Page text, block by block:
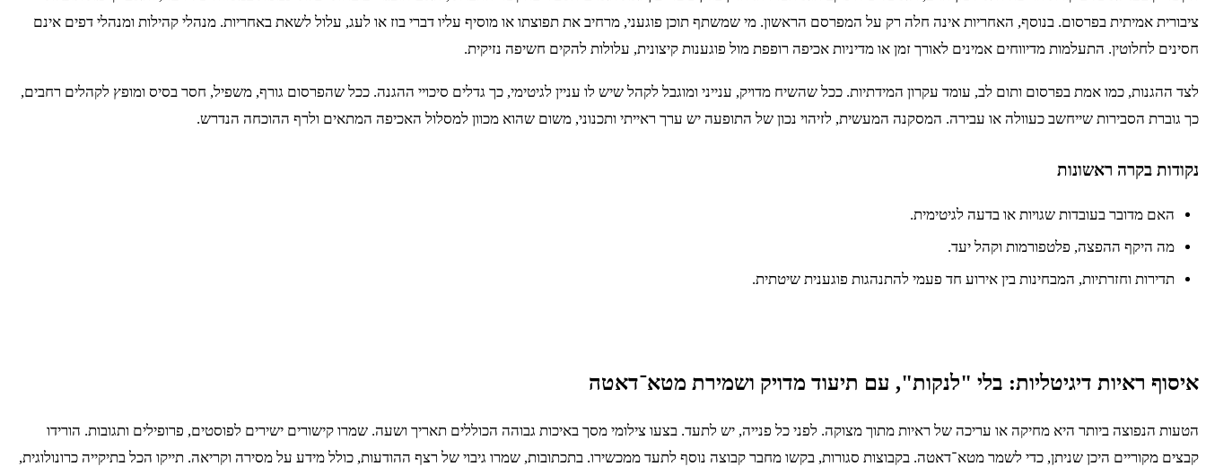
ציבורית אמיתית בפרסום. בנוסף, האחריות אינה חלה רק על המפרסם הראשון. מי שמשתף תוכן פוגעני, מרחיב את תפוצתו או מוסיף עליו דברי בוז או לעג, עלול לשאת באחריות. מנהלי קהילות ומנהלי דפים אינם
חסינים לחלוטין. התעלמות מדיווחים אמינים לאורך זמן או מדיניות אכיפה רופפת מול פוגענות קיצונית, עלולות להקים חשיפה נזיקית.
לצד ההגנות, כמו אמת בפרסום ותום לב, עומד עקרון המידתיות. ככל שהשיח מדויק, ענייני ומוגבל לקהל שיש לו עניין לגיטימי, כך גדלים סיכויי ההגנה. ככל שהפרסום גורף, משפיל, חסר בסיס ומופץ לקהלים רחבים,
כך גוברת הסבירות שייחשב כעוולה או עבירה. המסקנה המעשית, לזיהוי נכון של התופעה יש ערך ראייתי ותכנוני, משום שהוא מכוון למסלול האכיפה המתאים ולרף ההוכחה הנדרש.
נקודות בקרה ראשונות
האם מדובר בעובדות שגויות או בדעה לגיטימית.
מה היקף ההפצה, פלטפורמות וקהל יעד.
תדירות וחזרתיות, המבחינות בין אירוע חד פעמי להתנהגות פוגענית שיטתית.
איסוף ראיות דיגיטליות: בלי "לנקות", עם תיעוד מדויק ושמירת מטא־דאטה
הטעות הנפוצה ביותר היא מחיקה או עריכה של ראיות מתוך מצוקה. לפני כל פנייה, יש לתעד. בצעו צילומי מסך באיכות גבוהה הכוללים תאריך ושעה. שמרו קישורים ישירים לפוסטים, פרופילים ותגובות. הורידו
קבצים מקוריים היכן שניתן, כדי לשמר מטא־דאטה. בקבוצות סגורות, בקשו מחבר קבוצה נוסף לתעד ממכשירו. בתכתובות, שמרו גיבוי של רצף ההודעות, כולל מידע על מסירה וקריאה. תייקו הכל בתיקייה כרונולוגית,